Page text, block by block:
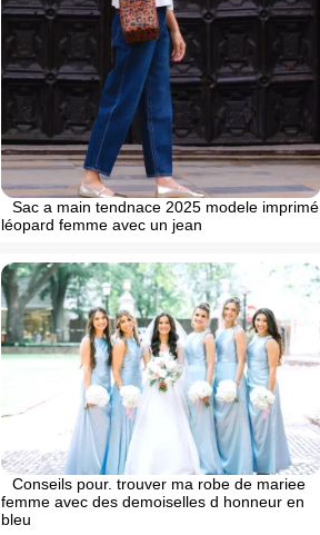
Sac a main tendnace 2025 modele imprimé
léopard femme avec un jean
Conseils pour. trouver ma robe de mariee
femme avec des demoiselles d honneur en
bleu